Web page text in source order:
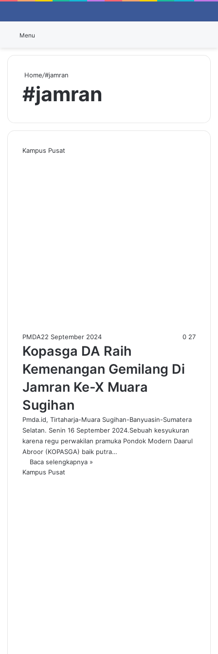
Menu
Home/#jamran
#jamran
Kampus Pusat
PMDA22 September 2024 0 27
Kopasga DA Raih
Kemenangan Gemilang Di
Jamran Ke-X Muara
Sugihan
Pmda.id, Tirtaharja-Muara Sugihan-Banyuasin-Sumatera
Selatan. Senin 16 September 2024.Sebuah kesyukuran
karena regu perwakilan pramuka Pondok Modern Daarul
Abroor (KOPASGA) baik putra…
Baca selengkapnya »
Kampus Pusat